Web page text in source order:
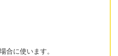
合に使います。